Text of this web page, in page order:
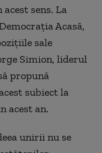
sens. La
Acasă,
sale
Simion, liderul
propună
subiect la
acest an.
unirii nu se